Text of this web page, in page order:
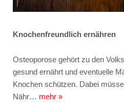
Knochenfreundlich ernähren
Osteoporose gehört zu den
gesund ernährt und eventuelle
Knochen schützen. Dabei
Nähr… mehr »